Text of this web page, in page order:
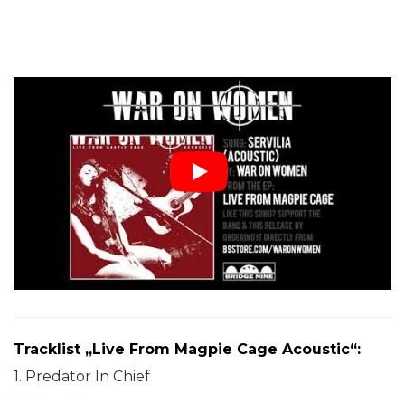
Tracklist „Live From Magpie Cage Acoustic“:
1. Predator In Chief